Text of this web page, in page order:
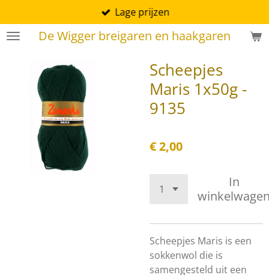
direct
naar
hoofdinhoud
De Wigger breigaren en haakgaren
Lage prijzen
Scheepjes
Maris 1x50g -
9135
€ 2,00
In
Scheepjes Maris is een
sokkenwol die is
samengesteld uit een